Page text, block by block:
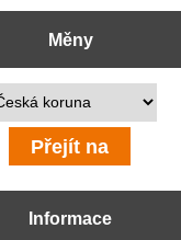
Měny
vyberte ...
Informace